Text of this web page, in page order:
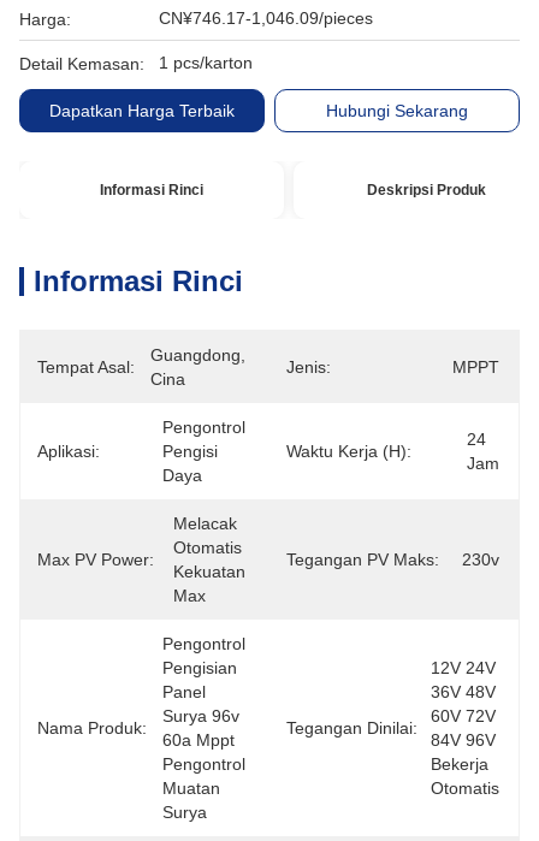
Harga: CN¥746.17-1,046.09/pieces
Detail Kemasan: 1 pcs/karton
Dapatkan Harga Terbaik Hubungi Sekarang
Informasi Rinci Deskripsi Produk
Informasi Rinci
Tempat Asal:
Guangdong,
Cina
Jenis: MPPT
Aplikasi:
Pengontrol
Pengisi
Daya
Waktu Kerja (h):
24
Jam
Max PV Power:
Melacak
Otomatis
Kekuatan
Max
Tegangan PV Maks: 230v
Nama Produk:
Pengontrol
Pengisian
Panel
Surya 96v
60a Mppt
Pengontrol
Muatan
Surya
Tegangan Dinilai:
12V 24V
36V 48V
60V 72V
84V 96V
Bekerja
Otomatis